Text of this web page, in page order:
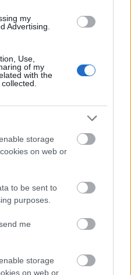
my
Advertising.
Use,
of my
with the
storage
on web or
to be sent to
purposes.
me
storage
on web or
+40km-t jelent
csak betartod az
vagy még lassabb
születik,
hiszem, ezt Dr
feltétele a virágzó
(Vagy
a smiley-t.)